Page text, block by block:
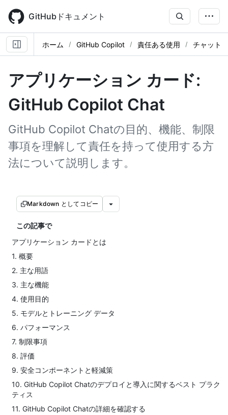
main
content
GitHubドキュメント
ホーム GitHub Copilot 責任ある使用 チャット
アプリケーション カード:
GitHub Copilot Chat
GitHub Copilot Chatの目的、機能、制限
事項を理解して責任を持って使用する方
法について説明します。
Markdown としてコピー
この記事で
アプリケーション カードとは
1. 概要
2. 主な用語
3. 主な機能
4. 使用目的
5. モデルとトレーニング データ
6. パフォーマンス
7. 制限事項
8. 評価
9. 安全コンポーネントと軽減策
10. GitHub Copilot Chatのデプロイと導入に関するベスト プラク
ティス
11. GitHub Copilot Chatの詳細を確認する